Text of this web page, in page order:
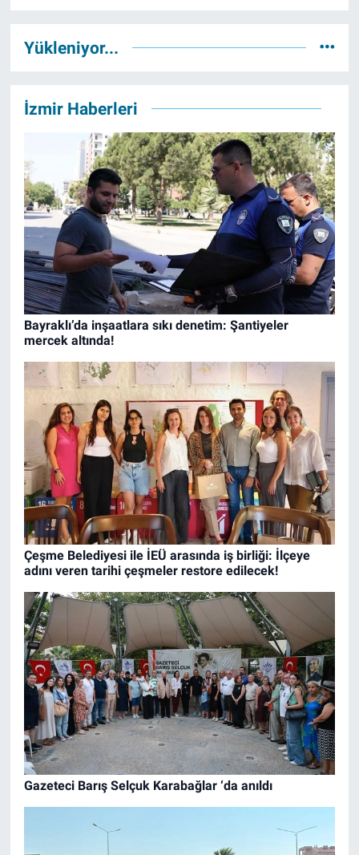
Yükleniyor...
İzmir Haberleri
Bayraklı’da inşaatlara sıkı denetim: Şantiyeler
mercek altında!
Çeşme Belediyesi ile İEÜ arasında iş birliği: İlçeye
adını veren tarihi çeşmeler restore edilecek!
Gazeteci Barış Selçuk Karabağlar ‘da anıldı